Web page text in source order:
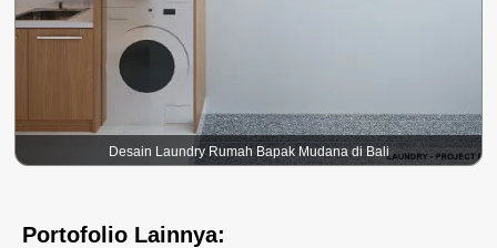
Desain Laundry Rumah Bapak Mudana di Bali
Portofolio Lainnya: